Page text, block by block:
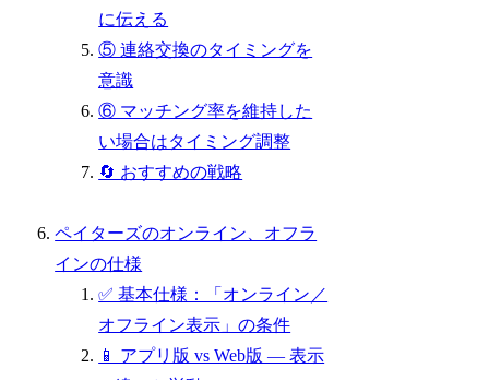
に伝える
⑤ 連絡交換のタイミングを
意識
⑥ マッチング率を維持した
い場合はタイミング調整
🔄 おすすめの戦略
ペイターズのオンライン、オフラ
インの仕様
✅ 基本仕様：「オンライン／
オフライン表示」の条件
📱 アプリ版 vs Web版 — 表示